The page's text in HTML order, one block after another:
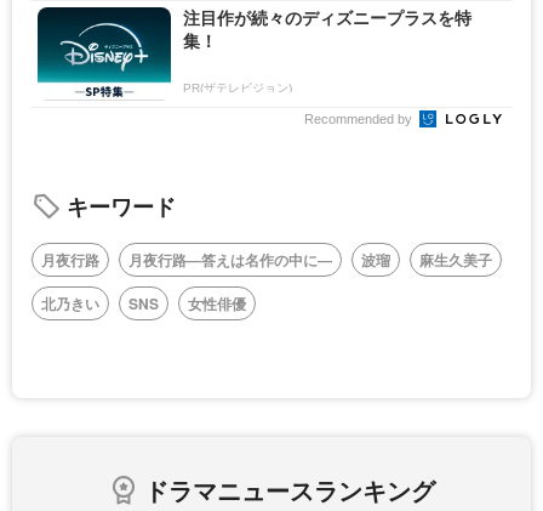
注目作が続々のディズニープラスを特
集！
PR(ザテレビジョン)
Recommended by
キーワード
月夜行路 月夜行路―答えは名作の中に― 波瑠
麻生久美子
北乃きい
SNS 女性俳優
ドラマニュースランキング